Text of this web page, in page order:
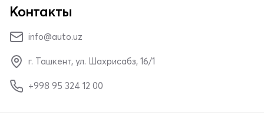
Контакты
info@auto.uz
г. Ташкент, ул. Шахрисабз, 16/1
+998 95 324 12 00